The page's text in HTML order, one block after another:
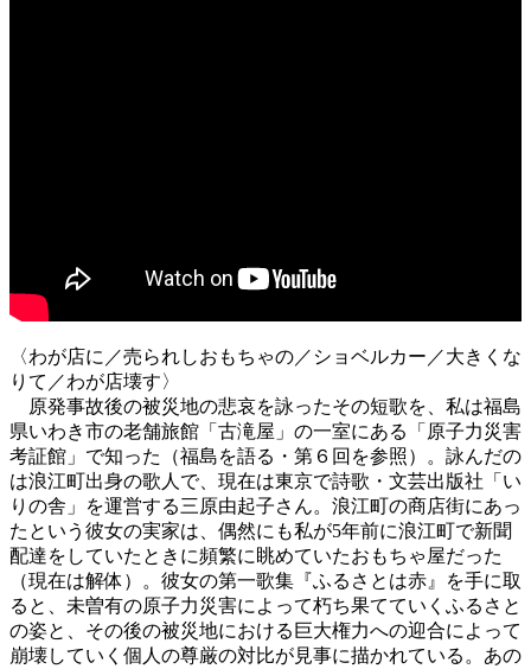
〈わが店に／売られしおもちゃの／ショベルカー／大きくな
りて／わが店壊す〉
原発事故後の被災地の悲哀を詠ったその短歌を、私は福島
県いわき市の老舗旅館「古滝屋」の一室にある「原子力災害
考証館」で知った（福島を語る・第６回を参照）。詠んだの
は浪江町出身の歌人で、現在は東京で詩歌・文芸出版社「い
りの舎」を運営する三原由起子さん。浪江町の商店街にあっ
たという彼女の実家は、偶然にも私が5年前に浪江町で新聞
配達をしていたときに頻繁に眺めていたおもちゃ屋だった
（現在は解体）。彼女の第一歌集『ふるさとは赤』を手に取
ると、未曽有の原子力災害によって朽ち果てていくふるさと
の姿と、その後の被災地における巨大権力への迎合によって
崩壊していく個人の尊厳の対比が見事に描かれている。あの